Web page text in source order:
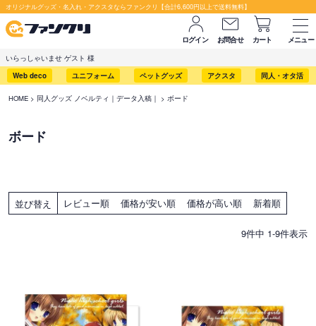
オリジナルグッズ・名入れ・アクスタならファンクリ【合計6,600円以上で送料無料】
ログイン お問合せ カート
メニュー
いらっしゃいませ ゲスト 様
Web deco
ユニフォーム ペットグッズ アクスタ 同人・オタ活
HOME 同人グッズ ノベルティ｜データ入稿｜ ボード
ボード
並び替え レビュー順 価格が安い順 価格が高い順 新着順
9件中 1-9件表示